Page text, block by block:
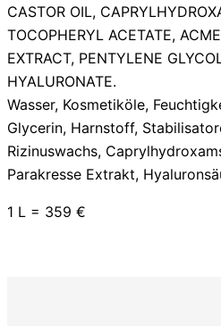
CASTOR OIL,
TOCOPHERYL ACETATE,
EXTRACT, PENTYLENE
HYALURONATE.
Wasser, Kosmetiköle,
Glycerin, Harnstoff,
Rizinuswachs,
Parakresse Extrakt,
1 L = 359 €